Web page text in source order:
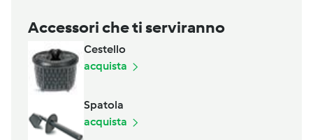
Accessori che ti serviranno
Cestello
acquista
Spatola
acquista